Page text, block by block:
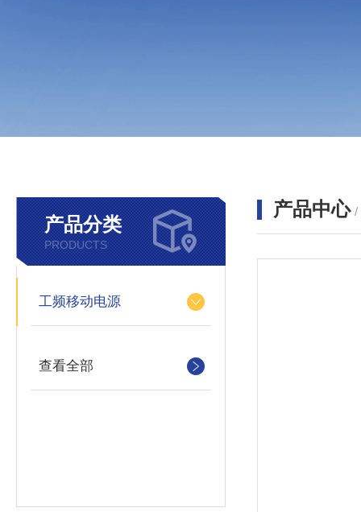
产品分类
PRODUCTS
工频移动电源
查看全部
产品中心 /